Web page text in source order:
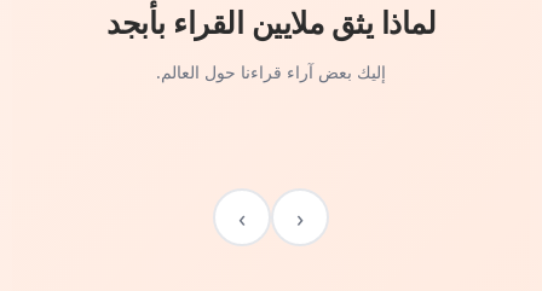
لماذا يثق ملايين القراء بأبجد
إليك بعض آراء قراءنا حول العالم.
‹
›